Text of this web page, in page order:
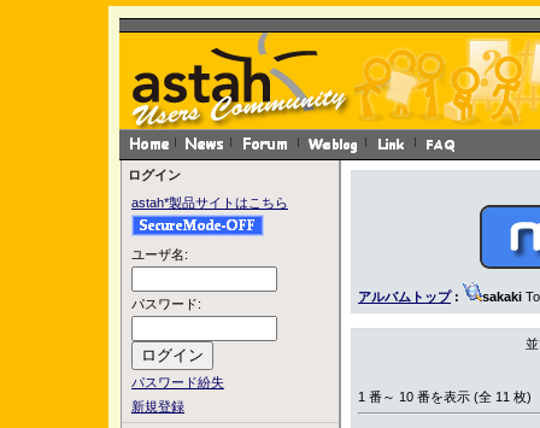
ログイン
astah*製品サイトはこちら
ユーザ名:
パスワード:
パスワード紛失
新規登録
アルバムトップ: sakaki
1 番～ 10 番を表示 (全 11 枚)